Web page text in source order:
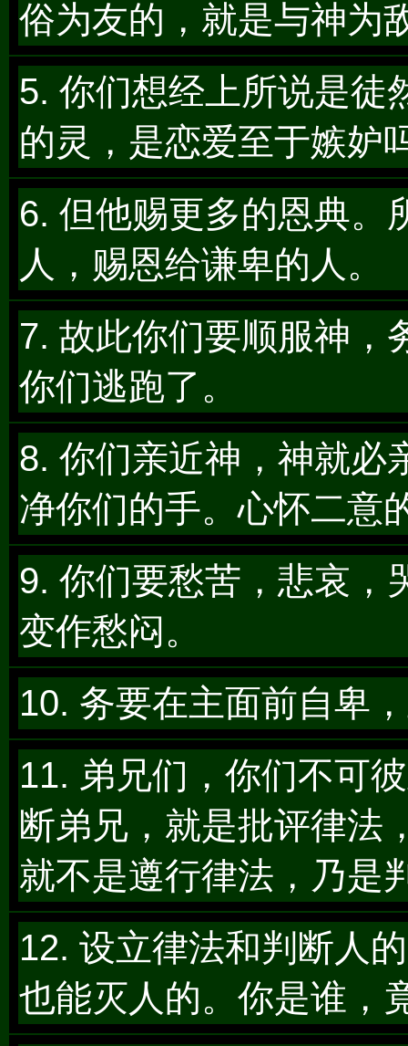
俗为友的，就是与神为
5. 你们想经上所说是徒
的灵，是恋爱至于嫉妒
6. 但他赐更多的恩典。
人，赐恩给谦卑的人。
7. 故此你们要顺服神，
你们逃跑了。
8. 你们亲近神，神就必
净你们的手。心怀二意
9. 你们要愁苦，悲哀，
变作愁闷。
10. 务要在主面前自卑
11. 弟兄们，你们不可
断弟兄，就是批评律法
就不是遵行律法，乃是
12. 设立律法和判断人
也能灭人的。你是谁，